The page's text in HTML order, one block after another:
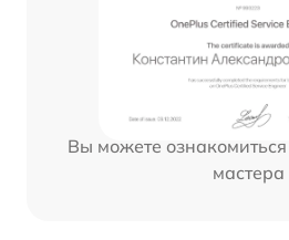
Вы можете
мастера